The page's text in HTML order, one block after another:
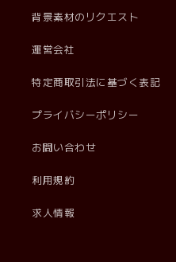
背景素材のリクエスト
運営会社
特定商取引法に基づく表記
プライバシーポリシー
お問い合わせ
利用規約
求人情報